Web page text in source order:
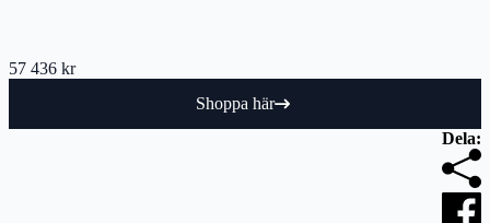
57 436 kr
Shoppa här
Dela: